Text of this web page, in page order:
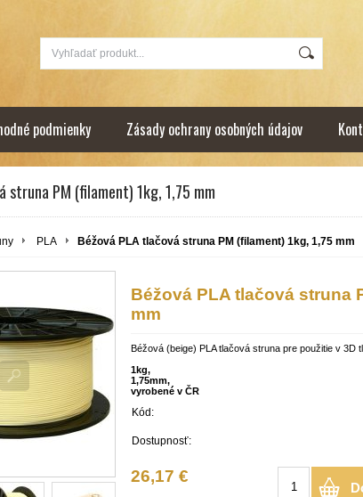
podmienky Zásady ochrany osobných údajov
struna PM (filament) 1kg, 1,75 mm
PLA Béžová PLA tlačová struna PM (filament) 1kg, 1,75 mm
Béžová PLA tlačová struna
mm
Béžová (beige) PLA tlačová struna pre použitie v 3D
1kg,
1,75mm,
vyrobené v ČR
Kód:
Dostupnosť:
26,17 €